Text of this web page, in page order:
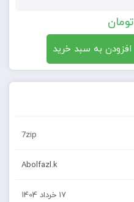
تومان
افزودن به سبد خرید
7zip
Abolfazl.k
17 خرداد 1404